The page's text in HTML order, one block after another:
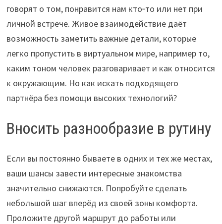
говорят о том, понравится нам кто‑то или нет при
личной встрече. Живое взаимодействие даёт
возможность заметить важные детали, которые
легко пропустить в виртуальном мире, например то,
каким тоном человек разговаривает и как относится
к окружающим. Но как искать подходящего
партнёра без помощи высоких технологий?
Вносить разнообразие в рутину
Если вы постоянно бываете в одних и тех же местах,
ваши шансы завести интересные знакомства
значительно снижаются. Попробуйте сделать
небольшой шаг вперёд из своей зоны комфорта.
Проложите другой маршрут до работы или